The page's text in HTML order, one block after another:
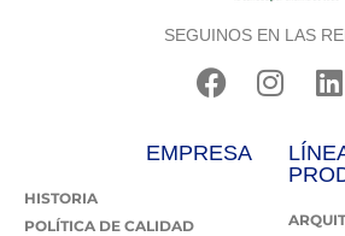
SEGUINOS EN LAS
EMPRESA
HISTORIA
POLÍTICA DE CALIDAD